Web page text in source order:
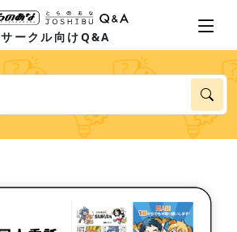
サークル向けQ&A